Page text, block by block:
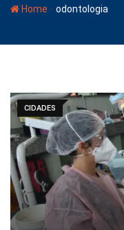
Home - odontologia
CIDADES